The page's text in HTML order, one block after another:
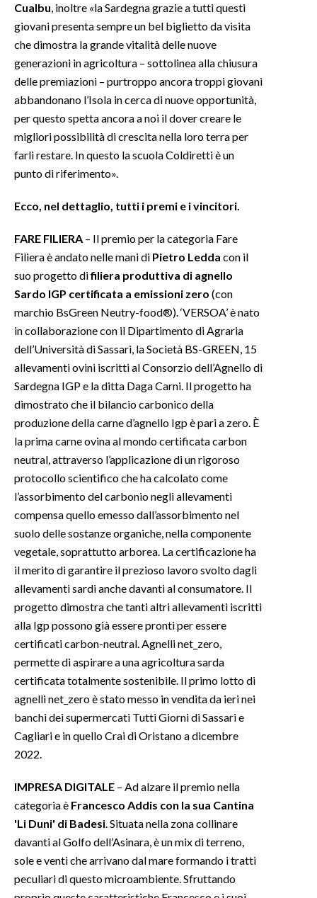
Cualbu , inoltre «la Sardegna grazie a tutti questi
giovani presenta sempre un bel biglietto da visita
che dimostra la grande vitalità delle nuove
generazioni in agricoltura – sottolinea alla chiusura
delle premiazioni – purtroppo ancora troppi giovani
abbandonano l’Isola in cerca di nuove opportunità,
per questo spetta ancora a noi il dover creare le
migliori possibilità di crescita nella loro terra per
farli restare. In questo la scuola Coldiretti è un
punto di riferimento».
Ecco, nel dettaglio, tutti i premi e i vincitori.
FARE FILIERA – Il premio per la categoria Fare
Filiera è andato nelle mani di Pietro Ledda con il
suo progetto difiliera produttiva di agnello
Sardo IGP certificata a emissioni zero (con
marchio BsGreen Neutry-food®). ‘VERSOA’ è nato
in collaborazione con il Dipartimento di Agraria
dell’Università di Sassari, la Società BS-GREEN, 15
allevamenti ovini iscritti al Consorzio dell’Agnello di
Sardegna IGP e la ditta Daga Carni. Il progetto ha
dimostrato che il bilancio carbonico della
produzione della carne d’agnello Igp è pari a zero. È
la prima carne ovina al mondo certificata carbon
neutral, attraverso l’applicazione di un rigoroso
protocollo scientifico che ha calcolato come
l’assorbimento del carbonio negli allevamenti
compensa quello emesso dall’assorbimento nel
suolo delle sostanze organiche, nella componente
vegetale, soprattutto arborea. La certificazione ha
il merito di garantire il prezioso lavoro svolto dagli
allevamenti sardi anche davanti al consumatore. Il
progetto dimostra che tanti altri allevamenti iscritti
alla Igp possono già essere pronti per essere
certificati carbon-neutral. Agnelli net_zero,
permette di aspirare a una agricoltura sarda
certificata totalmente sostenibile. Il primo lotto di
agnelli net_zero è stato messo in vendita da ieri nei
banchi dei supermercati Tutti Giorni di Sassari e
Cagliari e in quello Crai di Oristano a dicembre
2022.
IMPRESA DIGITALE – Ad alzare il premio nella
categoria è Francesco Addis con la sua Cantina
'Li Duni' di Badesi . Situata nella zona collinare
davanti al Golfo dell’Asinara, è un mix di terreno,
sole e venti che arrivano dal mare formando i tratti
peculiari di questo microambiente. Sfruttando